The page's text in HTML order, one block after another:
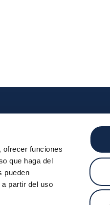
ofrecer funciones
que haga del
pueden
partir del uso
Credit Transfers
RTP
About the SDA